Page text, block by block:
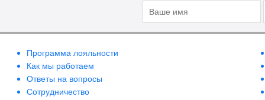
Программа лояльности
Как мы работаем
Ответы на вопросы
Сотрудничество